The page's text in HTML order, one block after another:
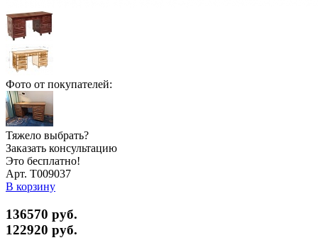
Фото от покупателей:
Тяжело выбрать?
Заказать консультацию
Это бесплатно!
Арт. Т009037
В корзину
136570 руб.
122920 руб.